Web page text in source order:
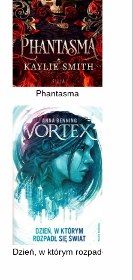
Phantasma
Dzień, w którym rozpadł się